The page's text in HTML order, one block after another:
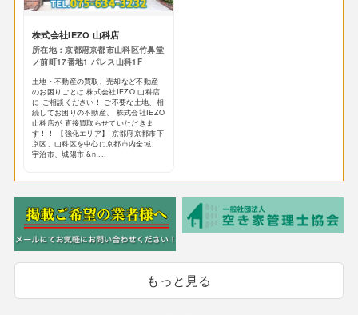
株式会社IEZO 山科店
所在地：京都府京都市山科区竹鼻堂
ノ前町17番地1 パレス山科1F
土地・不動産の買取、売却など不動産
のお困りごとは 株式会社IEZO 山科店
に ご相談ください！ ご不要な土地、相
続してお困りの不動産、 株式会社IEZO
山科店が 直接買取らせていただきま
す！！ 【強化エリア】 京都府京都市下
京区、山科区を中心に京都市内全域、
宇治市、城陽市 &n ...
もっと見る